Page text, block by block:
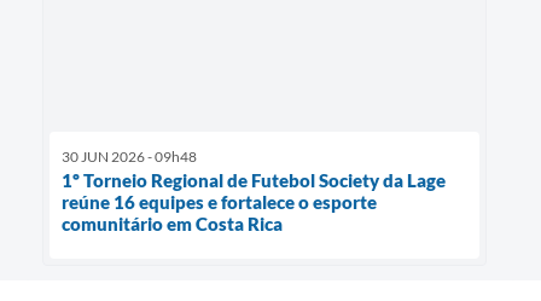
30 JUN 2026 - 09h48
1º Torneio Regional de Futebol Society da Lage
reúne 16 equipes e fortalece o esporte
comunitário em Costa Rica